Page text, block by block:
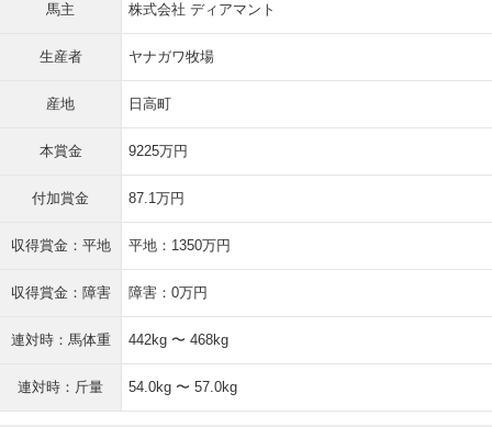
馬主 株式会社 ディアマント
生産者 ヤナガワ牧場
産地 日高町
本賞金 9225万円
付加賞金 87.1万円
収得賞金：平地 平地：1350万円
収得賞金：障害 障害：0万円
連対時：馬体重 442kg 〜 468kg
連対時：斤量 54.0kg 〜 57.0kg